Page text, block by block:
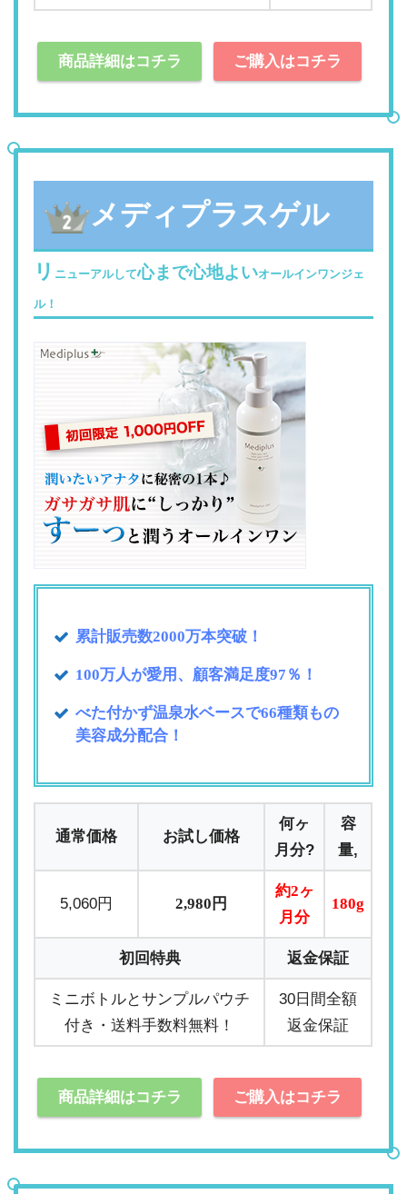
商品詳細はコチラ ご購入はコチラ
メディプラスゲル
リ ニューアルして心まで心地よいオールインワンジェ
ル！
累計販売数2000万本突破！
100万人が愛用、顧客満足度97％！
べた付かず温泉水ベースで66種類もの
美容成分配合！
通常価格 お試し価格
何ヶ
月分?
容
量,
5,060円 2,980円
約2ヶ
月分
180g
初回特典 返金保証
ミニボトルとサンプルパウチ
付き・送料手数料無料！
30日間全額
返金保証
商品詳細はコチラ ご購入はコチラ